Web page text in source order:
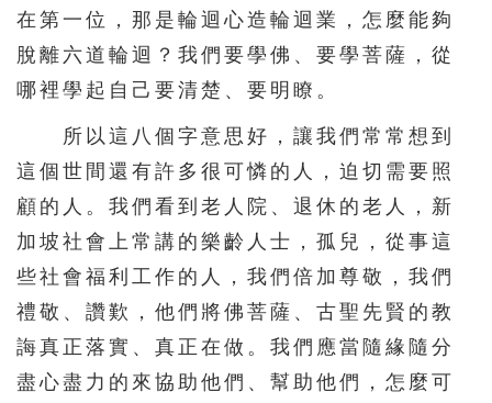
在第一位，那是輪迴心造輪迴業，怎麼能夠
脫離六道輪迴？我們要學佛、要學菩薩，從
哪裡學起自己要清楚、要明瞭。
所以這八個字意思好，讓我們常常想到
這個世間還有許多很可憐的人，迫切需要照
顧的人。我們看到老人院、退休的老人，新
加坡社會上常講的樂齡人士，孤兒，從事這
些社會福利工作的人，我們倍加尊敬，我們
禮敬、讚歎，他們將佛菩薩、古聖先賢的教
誨真正落實、真正在做。我們應當隨緣隨分
盡心盡力的來協助他們、幫助他們，怎麼可